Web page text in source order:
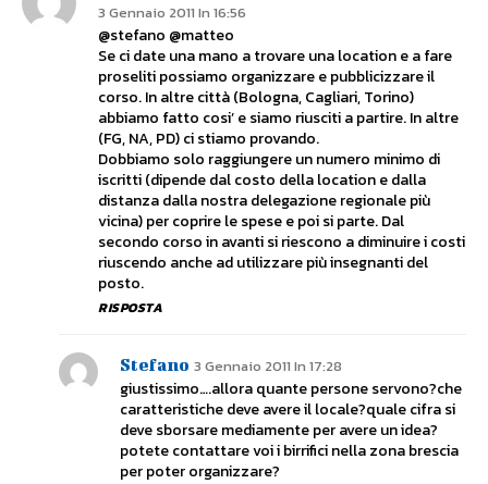
3 Gennaio 2011 In 16:56
@stefano @matteo
Se ci date una mano a trovare una location e a fare
proseliti possiamo organizzare e pubblicizzare il
corso. In altre città (Bologna, Cagliari, Torino)
abbiamo fatto cosi’ e siamo riusciti a partire. In altre
(FG, NA, PD) ci stiamo provando.
Dobbiamo solo raggiungere un numero minimo di
iscritti (dipende dal costo della location e dalla
distanza dalla nostra delegazione regionale più
vicina) per coprire le spese e poi si parte. Dal
secondo corso in avanti si riescono a diminuire i costi
riuscendo anche ad utilizzare più insegnanti del
posto.
RISPOSTA
Stefano 3 Gennaio 2011 In 17:28
giustissimo….allora quante persone servono?che
caratteristiche deve avere il locale?quale cifra si
deve sborsare mediamente per avere un idea?
potete contattare voi i birrifici nella zona brescia
per poter organizzare?